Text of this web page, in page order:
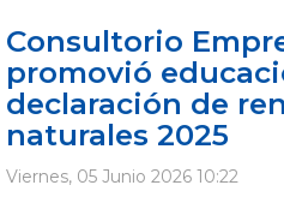
Consultorio
promovió
declaración de
naturales 2025
Viernes, 05 Junio 2026 10:22